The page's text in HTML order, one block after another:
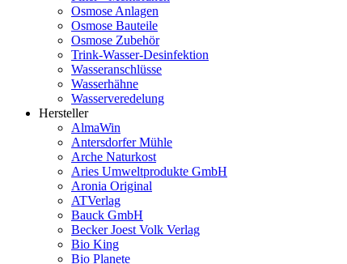
Osmose Anlagen
Osmose Bauteile
Osmose Zubehör
Trink-Wasser-Desinfektion
Wasseranschlüsse
Wasserhähne
Wasserveredelung
Hersteller
AlmaWin
Antersdorfer Mühle
Arche Naturkost
Aries Umweltprodukte GmbH
Aronia Original
ATVerlag
Bauck GmbH
Becker Joest Volk Verlag
Bio King
Bio Planete